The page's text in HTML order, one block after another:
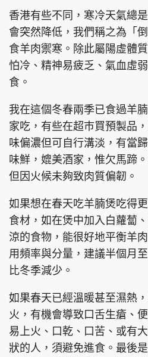
PCM 電腦廣場 星島頭條
親子王 Oh!爸媽
頭條搵工
關於我們
聯絡我們
使用條款
Copyright © 東周網 版權所有 .
©Eastweek.com.hk. All rights
香港有些不同，寒冷天氣總
會突然降低，我們稱之為「
食羊肉禦寒。除此屬陽虛體
怕冷、精神易疲乏、氣血虛
食。
我在這個冬春兩季已食過羊
家吃，有些在超巿買預製品
味偏濃但可自行溝淡，有當
味鮮，媲美酒家，惟欠馬蹄
但因火候未夠致肉質偏韌。
如果想在春天吃羊腩煲吃得
食材，如在煲中加入白蘿蔔
涼的食物，能很好地平衡羊
用頻率與分量，建議半個月
比冬季減少。
如果春天已經溫暖甚至濕熱
火，有機會導致口舌生瘡、
易上火、口乾、口苦、或有
狀的人，須避免進食。最後